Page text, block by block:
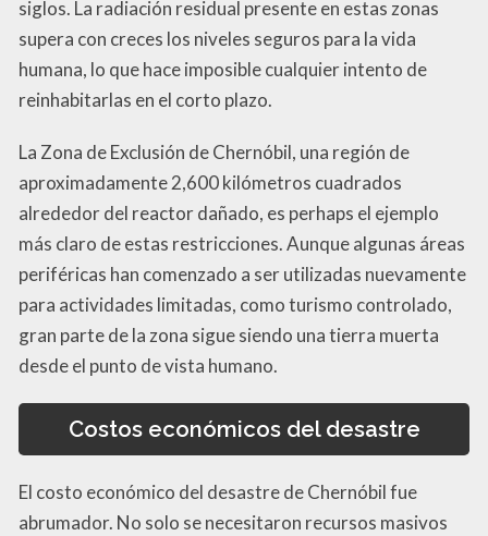
siglos. La radiación residual presente en estas zonas
supera con creces los niveles seguros para la vida
humana, lo que hace imposible cualquier intento de
reinhabitarlas en el corto plazo.
La Zona de Exclusión de Chernóbil, una región de
aproximadamente 2,600 kilómetros cuadrados
alrededor del reactor dañado, es perhaps el ejemplo
más claro de estas restricciones. Aunque algunas áreas
periféricas han comenzado a ser utilizadas nuevamente
para actividades limitadas, como turismo controlado,
gran parte de la zona sigue siendo una tierra muerta
desde el punto de vista humano.
Costos económicos del desastre
El costo económico del desastre de Chernóbil fue
abrumador. No solo se necesitaron recursos masivos